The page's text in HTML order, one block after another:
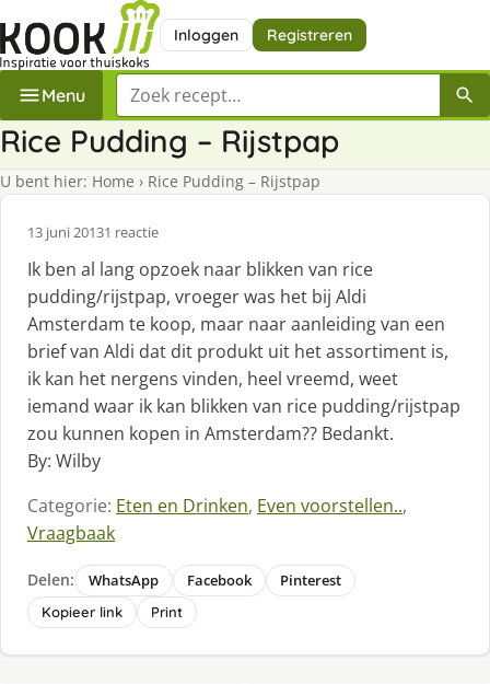
Inloggen Registreren
Menu Zoek een recept
Rice Pudding – Rijstpap
U bent hier: Home › Rice Pudding – Rijstpap
13 juni 20131 reactie
Ik ben al lang opzoek naar blikken van rice
pudding/rijstpap, vroeger was het bij Aldi
Amsterdam te koop, maar naar aanleiding van een
brief van Aldi dat dit produkt uit het assortiment is,
ik kan het nergens vinden, heel vreemd, weet
iemand waar ik kan blikken van rice pudding/rijstpap
zou kunnen kopen in Amsterdam?? Bedankt.
By: Wilby
Categorie: Eten en Drinken, Even voorstellen..,
Vraagbaak
Delen: WhatsApp Facebook Pinterest
Kopieer link Print